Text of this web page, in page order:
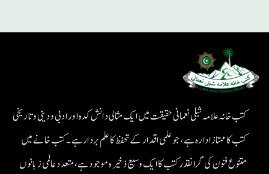
کتب خانہ علامہ شبلی نعمانی حقیقت میں ایک مثالی دانش کدہ اور ادبی ودینی و تاریخی
کتب کا ممتاز ادارہ ہے، جو علمی اقدار کے تحفظ کا علم بردار ہے۔کتب خانے میں
متنوع فنون کی گرانقدر کتب کا ایک وسیع ذخیرہ موجود ہے، متعدد عالمی زبانوں